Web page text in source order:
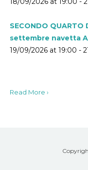
SECONDO QUARTO
settembre navetta
19/09/2026 at 19:00 -
Read More ›